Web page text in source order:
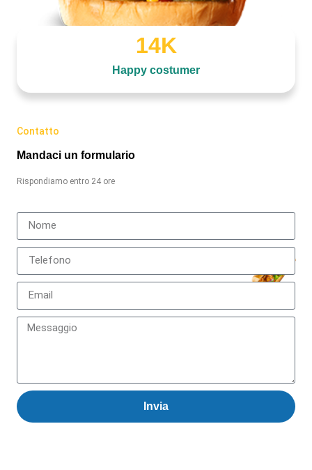
Happy costumer
14K
Contatto
Mandaci un formulario
Rispondiamo entro 24 ore
Invia